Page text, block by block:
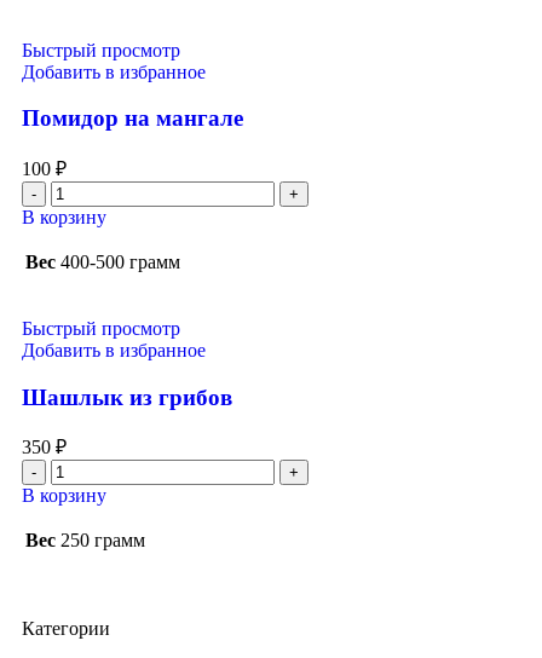
Категории
Быстрый просмотр
Добавить в избранное
Помидор на мангале
100 ₽
В корзину
Вес 400-500 грамм
Быстрый просмотр
Добавить в избранное
Шашлык из грибов
350 ₽
В корзину
Вес 250 грамм